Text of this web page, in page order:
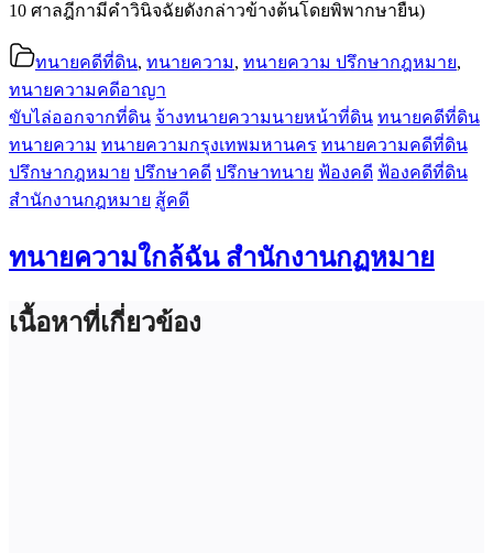
10 ศาลฎีกามีคำวินิจฉัยดังกล่าวข้างต้นโดยพิพากษายืน)
ทนายคดีที่ดิน, ทนายความ, ทนายความ ปรึกษากฎหมาย,
ทนายความคดีอาญา
ขับไล่ออกจากที่ดิน จ้างทนายความนายหน้าที่ดิน ทนายคดีที่ดิน
ทนายความ ทนายความกรุงเทพมหานคร ทนายความคดีที่ดิน
ปรึกษากฎหมาย ปรึกษาคดี ปรึกษาทนาย ฟ้องคดี ฟ้องคดีที่ดิน
สำนักงานกฎหมาย สู้คดี
ทนายความใกล้ฉัน สำนักงานกฏหมาย
เนื้อหาที่เกี่ยวข้อง